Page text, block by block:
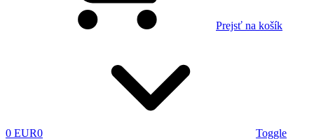
Prejsť na košík
0 EUR0
Toggle